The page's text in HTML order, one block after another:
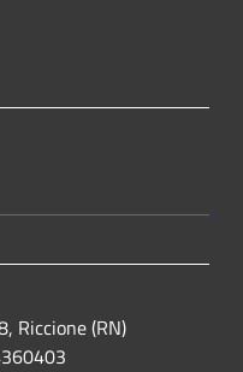
Riccione (RN)